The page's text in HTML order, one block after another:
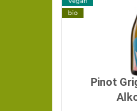
bio
Pinot